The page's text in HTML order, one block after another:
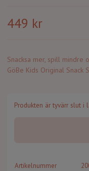
449 kr
Snacksa mer, spill
GöBe Kids Original Snack
Produkten är tyvärr slut i
Artikelnummer